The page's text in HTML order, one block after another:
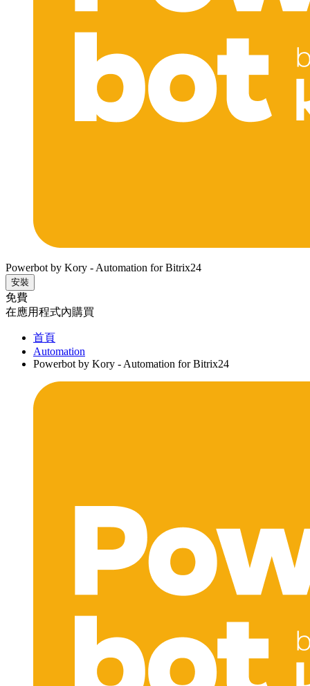
Powerbot by Kory - Automation for Bitrix24
安裝
免費
在應用程式內購買
首頁
Automation
Powerbot by Kory - Automation for Bitrix24